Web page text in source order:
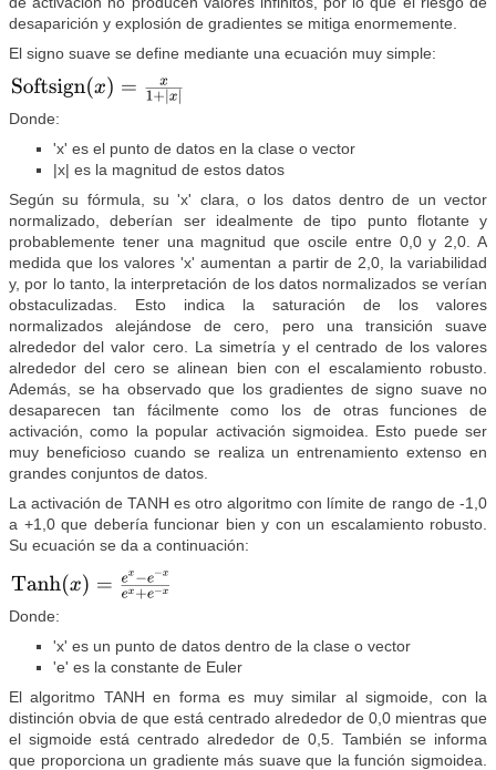
desaparición y explosión de gradientes se mitiga enormemente.
El signo suave se define mediante una ecuación muy simple:
Donde:
'x' es el punto de datos en la clase o vector
|x| es la magnitud de estos datos
Según su fórmula, su 'x' clara, o los datos dentro de un vector
normalizado, deberían ser idealmente de tipo punto flotante y
probablemente tener una magnitud que oscile entre 0,0 y 2,0. A
medida que los valores 'x' aumentan a partir de 2,0, la variabilidad
y, por lo tanto, la interpretación de los datos normalizados se verían
obstaculizadas. Esto indica la saturación de los valores
normalizados alejándose de cero, pero una transición suave
alrededor del valor cero. La simetría y el centrado de los valores
alrededor del cero se alinean bien con el escalamiento robusto.
Además, se ha observado que los gradientes de signo suave no
desaparecen tan fácilmente como los de otras funciones de
activación, como la popular activación sigmoidea. Esto puede ser
muy beneficioso cuando se realiza un entrenamiento extenso en
grandes conjuntos de datos.
La activación de TANH es otro algoritmo con límite de rango de -1,0
a +1,0 que debería funcionar bien y con un escalamiento robusto.
Su ecuación se da a continuación:
Donde:
'x' es un punto de datos dentro de la clase o vector
'e' es la constante de Euler
El algoritmo TANH en forma es muy similar al sigmoide, con la
distinción obvia de que está centrado alrededor de 0,0 mientras que
el sigmoide está centrado alrededor de 0,5. También se informa
que proporciona un gradiente más suave que la función sigmoidea.